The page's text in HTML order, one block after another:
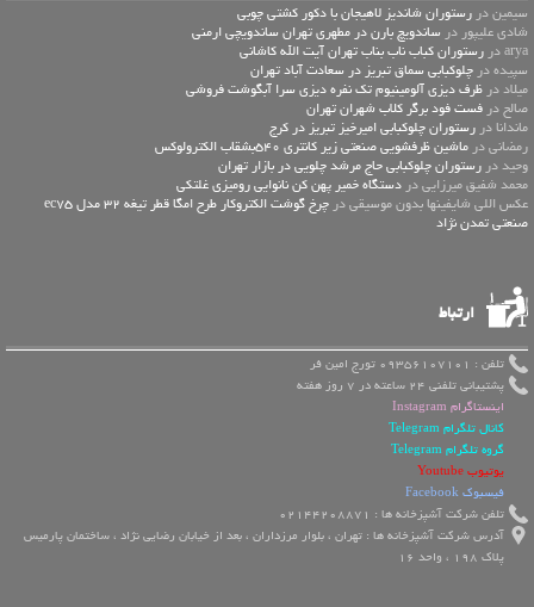
سیمین در رستوران شاندیز لاهیجان با دکور کشتی چوبی
شادی علیپور در ساندویچ بارن در مطهری تهران ساندویچی ارمنی
arya در
رستوران کباب ناب بناب تهران آیت الله کاشانی
سپیده در چلوکبابی سماق تبریز در سعادت آباد تهران
میلاد در ظرف دیزی آلومینیوم تک نفره دیزی سرا آبگوشت فروشی
صالح در فست فود برگر کلاب شهران تهران
ماندانا در رستوران چلوکبابی امیرخیز تبریز در کرج
رمضانی در ماشین ظرفشویی صنعتی زیر کانتری 540بشقاب الکترولوکس
وحید در رستوران چلوکبابی حاج مرشد چلویی در بازار تهران
محمد شفیق میرزایی در دستگاه خمیر پهن کن نانوایی رومیزی غلتکی
عكس اللي شايفينها بدون موسيقى در
چرخ گوشت الکتروکار طرح امگا قطر تیغه 32 مدل ec75
صنعتی تمدن نژاد
ارتباط
تلفن : 09356107101 تورج امین فر
پشتیبانی تلفنی 24 ساعته در 7 روز هفته
اینستاگرام Instagram
کانال تلگرام Telegram
گروه تلگرام Telegram
یوتیوب Youtube
فیسبوک Facebook
تلفن شرکت آشپزخانه ها : 02144208871
آدرس شرکت آشپزخانه ها : تهران ، بلوار مرزداران ، بعد از خیابان رضایی نژاد ، ساختمان پارمیس
پلاک 198 ، واحد 16